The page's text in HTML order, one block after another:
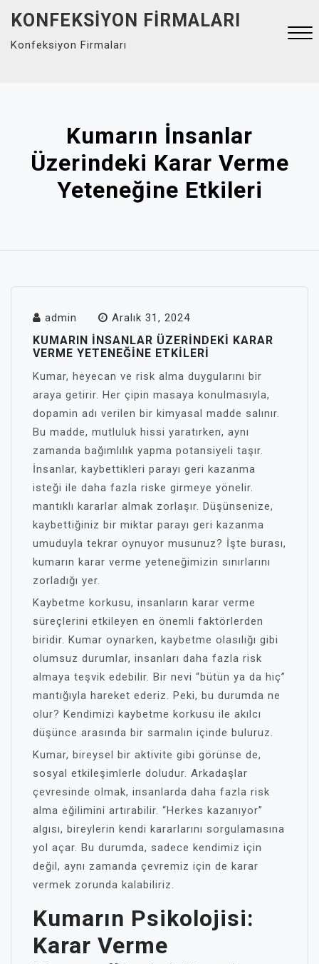
content
KONFEKSIYON FIRMALARI
Konfeksiyon Firmaları
Kumarın İnsanlar
Üzerindeki Karar Verme
Yeteneğine Etkileri
admin Aralık 31, 2024
KUMARIN İNSANLAR ÜZERINDEKI KARAR
VERME YETENEĞINE ETKILERI
Kumar, heyecan ve risk alma duygularını bir
araya getirir. Her çipin masaya konulmasıyla,
dopamin adı verilen bir kimyasal madde salınır.
Bu madde, mutluluk hissi yaratırken, aynı
zamanda bağımlılık yapma potansiyeli taşır.
İnsanlar, kaybettikleri parayı geri kazanma
isteği ile daha fazla riske girmeye yönelir.
mantıklı kararlar almak zorlaşır. Düşünsenize,
kaybettiğiniz bir miktar parayı geri kazanma
umuduyla tekrar oynuyor musunuz? İşte burası,
kumarın karar verme yeteneğimizin sınırlarını
zorladığı yer.
Kaybetme korkusu, insanların karar verme
süreçlerini etkileyen en önemli faktörlerden
biridir. Kumar oynarken, kaybetme olasılığı gibi
olumsuz durumlar, insanları daha fazla risk
almaya teşvik edebilir. Bir nevi “bütün ya da hiç”
mantığıyla hareket ederiz. Peki, bu durumda ne
olur? Kendimizi kaybetme korkusu ile akılcı
düşünce arasında bir sarmalın içinde buluruz.
Kumar, bireysel bir aktivite gibi görünse de,
sosyal etkileşimlerle doludur. Arkadaşlar
çevresinde olmak, insanlarda daha fazla risk
alma eğilimini artırabilir. “Herkes kazanıyor”
algısı, bireylerin kendi kararlarını sorgulamasına
yol açar. Bu durumda, sadece kendimiz için
değil, aynı zamanda çevremiz için de karar
vermek zorunda kalabiliriz.
Kumarın Psikolojisi:
Karar Verme